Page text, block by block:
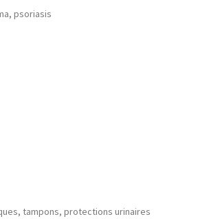
psoriasis
tampons, protections urinaires